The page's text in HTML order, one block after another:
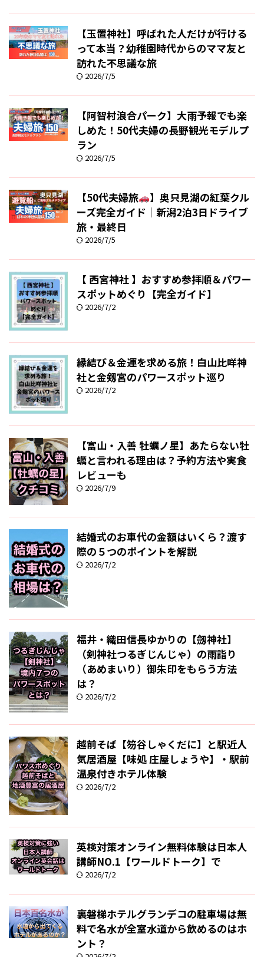
【玉置神社】呼ばれた人だけが行ける
って本当？幼稚園時代からのママ友と
訪れた不思議な旅
2026/7/5
【阿智村浪合パーク】大雨予報でも楽
しめた！50代夫婦の長野観光モデルプ
ラン
2026/7/5
【50代夫婦旅
】奥只見湖の紅葉クル
ーズ完全ガイド｜新潟2泊3日ドライブ
旅・最終日
2026/7/5
【 西宮神社 】おすすめ参拝順＆パワー
スポットめぐり【完全ガイド】
2026/7/2
縁結び＆金運を求める旅！白山比咩神
社と金剱宮のパワースポット巡り
2026/7/2
【富山・入善 牡蠣ノ星】あたらない牡
蠣と言われる理由は？予約方法や実食
レビューも
2026/7/9
結婚式のお車代の金額はいくら？渡す
際の５つのポイントを解説
2026/7/2
福井・織田信長ゆかりの【劔神社】
（剣神社つるぎじんじゃ）の雨詣り
（あめまいり）御朱印をもらう方法
は？
2026/7/2
越前そば【笏谷しゃくだに】と駅近人
気居酒屋【味処 庄屋しょうや】・駅前
温泉付きホテル体験
2026/7/2
英検対策オンライン無料体験は日本人
講師NO.1【ワールドトーク】で
2026/7/2
裏磐梯ホテルグランデコの駐車場は無
料で名水が全室水道から飲めるのはホ
ント？